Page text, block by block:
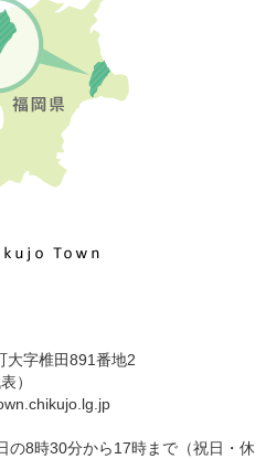
大字椎田891番地2
）
の8時30分から17時まで（祝日・休